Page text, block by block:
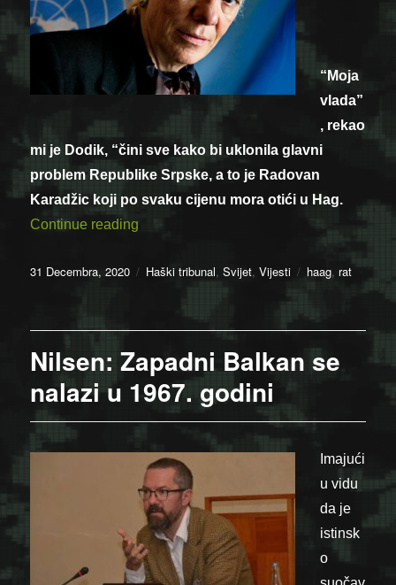
“Moja
vlada”
, rekao
mi je Dodik, “čini sve kako bi uklonila glavni
problem Republike Srpske, a to je Radovan
Karadžic koji po svaku cijenu mora otići u Hag.
Continue reading
Posted
31 Decembra, 2020 Categories
Haški tribunal,Svijet,Vijesti Tags
haag, rat
Nilsen: Zapadni Balkan se
nalazi u 1967. godini
Imajući
u vidu
da je
istinsk
o